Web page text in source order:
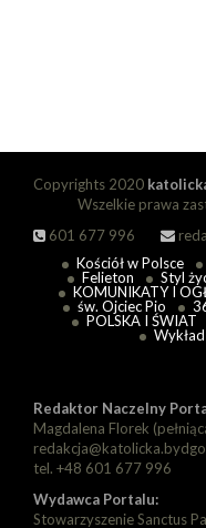
Copyrights 2020
Wszelkie prawa
601 677 996
Kościół w Polsce
Felieton
Styl
KOMUNIKATY I
św. Ojciec Pio
POLSKA I ŚWIAT
Wykład
Redaktor Naczelny
Magdalena Florek
tel. +48 601 677 996
Wydawca Portalu:
Stowarzyszenie Sanctus